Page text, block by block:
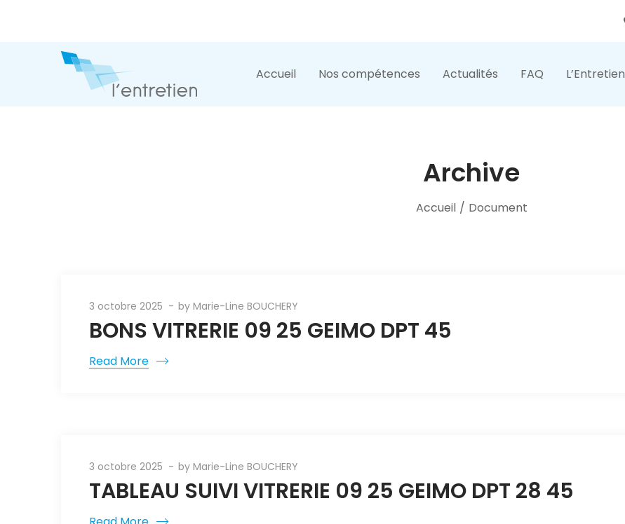
Accueil Nos compétences Actualités FAQ L’Entretien
Archive
Accueil / Document
3 octobre 2025 by Marie-Line BOUCHERY
BONS VITRERIE 09 25 GEIMO DPT 45
Read More
3 octobre 2025 by Marie-Line BOUCHERY
TABLEAU SUIVI VITRERIE 09 25 GEIMO DPT 28 45